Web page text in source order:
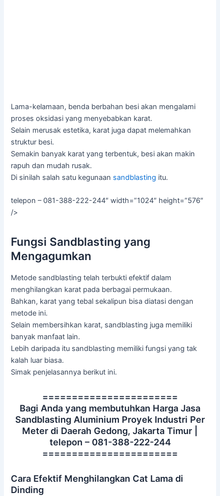
Lama-kelamaan, benda berbahan besi akan mengalami
proses oksidasi yang menyebabkan karat.
Selain merusak estetika, karat juga dapat melemahkan
struktur besi.
Semakin banyak karat yang terbentuk, besi akan makin
rapuh dan mudah rusak.
Di sinilah salah satu kegunaan sandblasting itu.
telepon – 081-388-222-244″ width=”1024″ height=”576″
/>
Fungsi Sandblasting yang
Mengagumkan
Metode sandblasting telah terbukti efektif dalam
menghilangkan karat pada berbagai permukaan.
Bahkan, karat yang tebal sekalipun bisa diatasi dengan
metode ini.
Selain membersihkan karat, sandblasting juga memiliki
banyak manfaat lain.
Lebih daripada itu sandblasting memiliki fungsi yang tak
kalah luar biasa.
Simak penjelasannya berikut ini.
=======================
Bagi Anda yang membutuhkan Harga Jasa
Sandblasting Aluminium Proyek Industri Per
Meter di Daerah Gedong, Jakarta Timur |
telepon – 081-388-222-244
=======================
Cara Efektif Menghilangkan Cat Lama di
Dinding